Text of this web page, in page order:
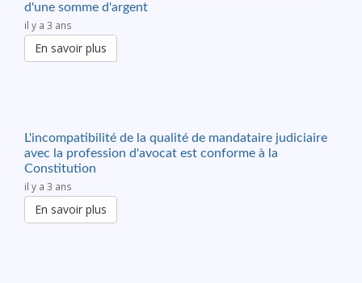
d'une somme d'argent
il y a 3 ans
En savoir plus
L'incompatibilité de la qualité de mandataire judiciaire
avec la profession d'avocat est conforme à la
Constitution
il y a 3 ans
En savoir plus